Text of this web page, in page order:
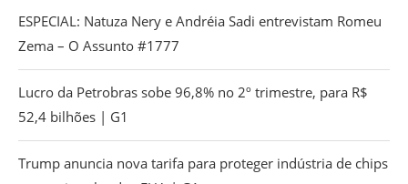
ESPECIAL: Natuza Nery e Andréia Sadi entrevistam Romeu
Zema – O Assunto #1777
Lucro da Petrobras sobe 96,8% no 2º trimestre, para R$
52,4 bilhões | G1
Trump anuncia nova tarifa para proteger indústria de chips